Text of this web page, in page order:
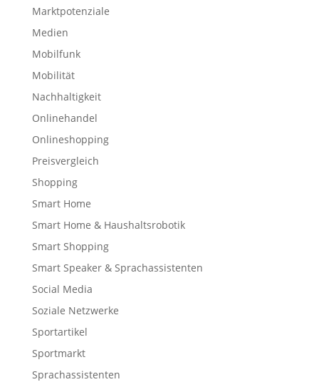
Marktpotenziale
Medien
Mobilfunk
Mobilität
Nachhaltigkeit
Onlinehandel
Onlineshopping
Preisvergleich
Shopping
Smart Home
Smart Home & Haushaltsrobotik
Smart Shopping
Smart Speaker & Sprachassistenten
Social Media
Soziale Netzwerke
Sportartikel
Sportmarkt
Sprachassistenten